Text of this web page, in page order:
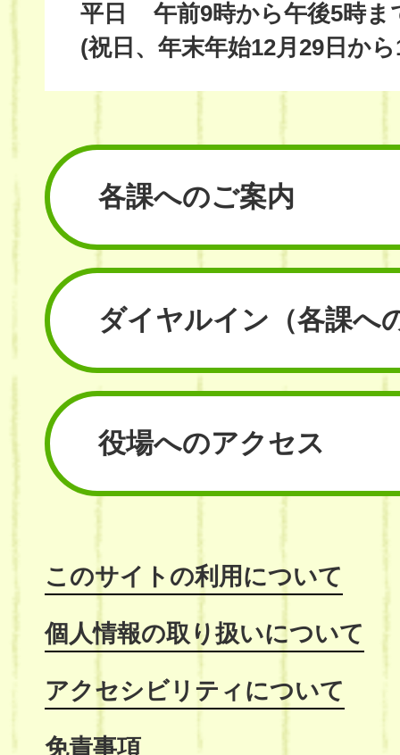
平日
午前9時から午後5時ま
(祝日、年末年始12月29日か
各課へのご案内
ダイヤルイン （各課へ
役場へのアクセス
このサイトの利用について
個人情報の取り扱いについて
アクセシビリティについて
免責事項